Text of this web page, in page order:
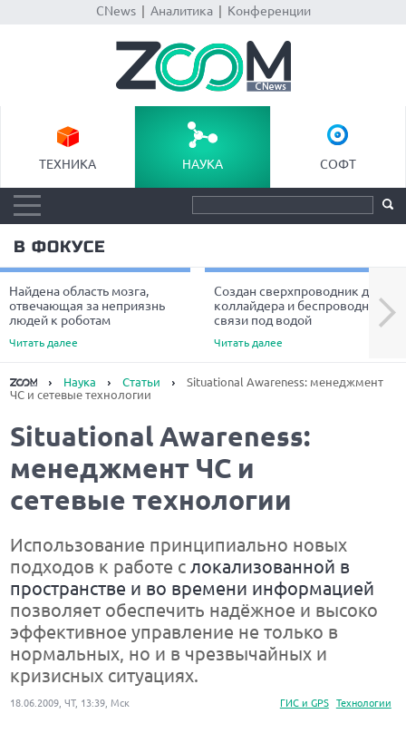
CNews| Аналитика| Конференции
ТЕХНИКА НАУКА СОФТ
В ФОКУСЕ
Найдена область мозга,
отвечающая за неприязнь
людей к роботам
Читать далее
Создан сверхпроводник для
коллайдера и беспроводной
связи под водой
Читать далее
Next
Наука Статьи
Situational Awareness: менеджмент
ЧС и сетевые технологии
Situational Awareness:
менеджмент ЧС и
сетевые технологии
Использование принципиально новых
подходов к работе слокализованной в
пространстве и во времени информацией
позволяет обеспечить надёжное и высоко
эффективное управление не только в
нормальных, но и в чрезвычайных и
кризисных ситуациях.
ГИС и GPS Технологии
18.06.2009, ЧТ, 13:39, Мск